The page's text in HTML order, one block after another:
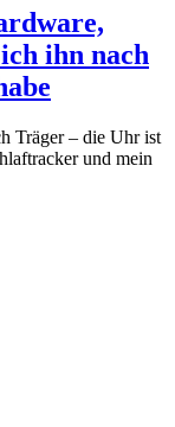
ihn nach
Träger – die Uhr ist
und mein